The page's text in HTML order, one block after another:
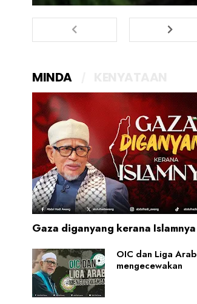
MINDA
Gaza diganyang kerana Islamnya
OIC dan Liga Arab
mengecewakan